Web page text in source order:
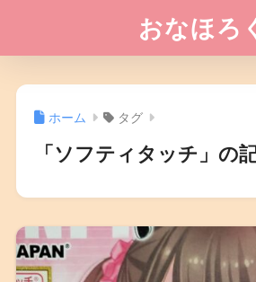
おなほろ
ホーム タグ
「ソフティタッチ」の